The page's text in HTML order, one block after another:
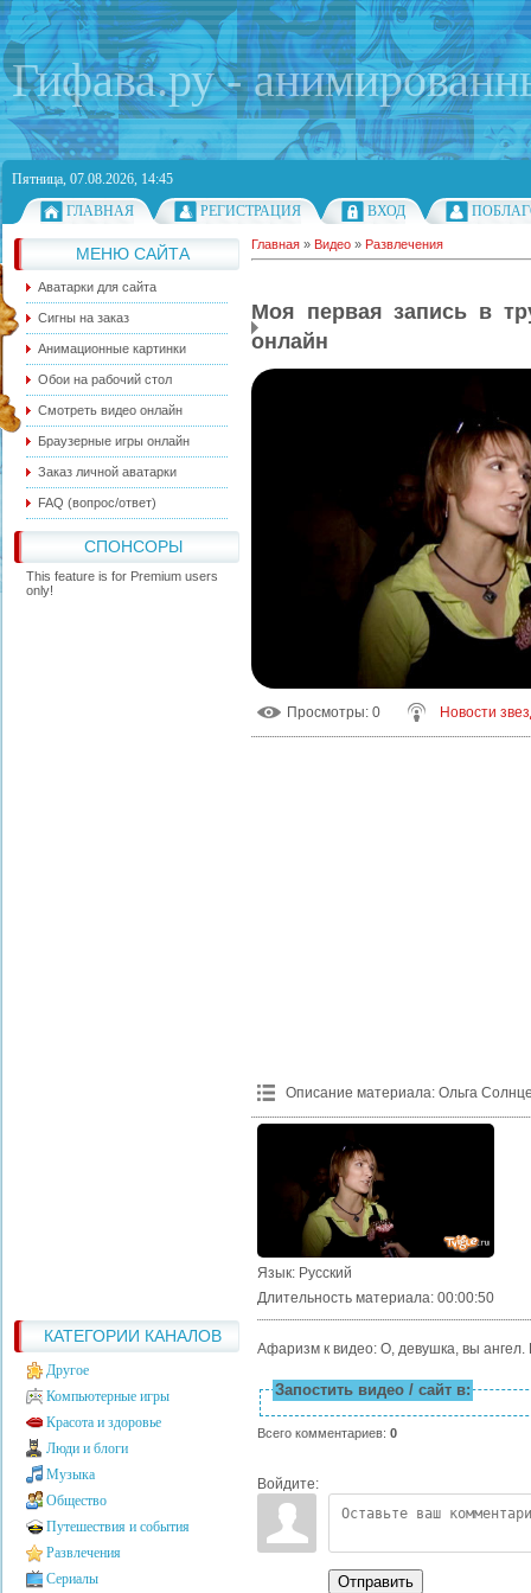
Гифава.ру -
Пятница, 07.08.2026, 14:45
ГЛАВНАЯ
РЕГИСТРАЦИЯ ВХОД
МЕНЮ САЙТА
Аватарки для сайта
Сигны на заказ
Анимационные картинки
Обои на рабочий стол
Смотреть видео онлайн
Браузерные игры онлайн
Заказ личной аватарки
FAQ (вопрос/ответ)
СПОНСОРЫ
This feature is for Premium users
only!
КАТЕГОРИИ КАНАЛОВ
Другое
Компьютерные игры
Красота и здоровье
Люди и блоги
Музыка
Общество
Путешествия и события
Развлечения
Сериалы
Главная » Видео » Развлечения
Моя первая запись в
онлайн
Просмотры: 0 Новости
Описание материала: Ольга
Язык: Русский
Длительность материала: 00:00:50
Афаризм к видео: О, девушка, вы
Запостить видео / сайт в:
Всего комментариев: 0
Войдите:
Отправить